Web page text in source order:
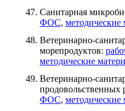
Санитарная
ФОС, методические
Ветеринарно-
морепродуктов:
методические
Ветеринарно-
продовольственных
ФОС, методические